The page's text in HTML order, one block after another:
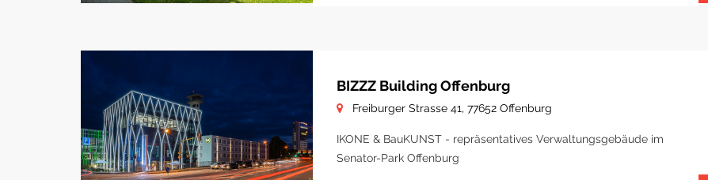
BIZZZ Building Offenburg
Freiburger Strasse 41, 77652 Offenburg
IKONE & BauKUNST - repräsentatives Verwaltungsgebäude im
Senator-Park Offenburg